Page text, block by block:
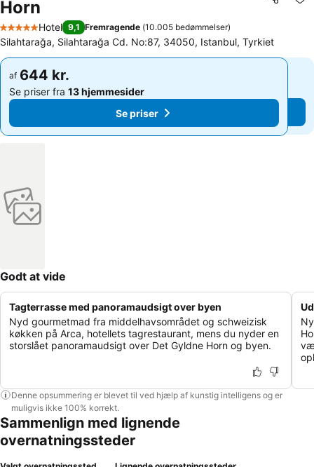
Horn
Del
5 Stjerner
Hotel 9,1 Fremragende (10.005 bedømmelser)
Silahtarağa, Silahtarağa Cd. No:87, 34050, Istanbul, Tyrkiet
af 644 kr.
Se priser fra 13 hjemmesider
Se priser
af 644 kr.
Se priser fra 13 hjemmesider
Se priser
Godt at vide
Tagterrasse med panoramaudsigt over byen
Nyd gourmetmad fra middelhavsområdet og schweizisk
køkken på Arca, hotellets tagrestaurant, mens du nyder en
storslået panoramaudsigt over Det Gyldne Horn og byen.
Denne opsummering er blevet til ved hjælp af kunstig intelligens og er
muligvis ikke 100% korrekt.
Sammenlign med lignende
overnatningssteder